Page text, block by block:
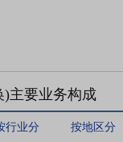
)主要业务构成
行业分 按地区分